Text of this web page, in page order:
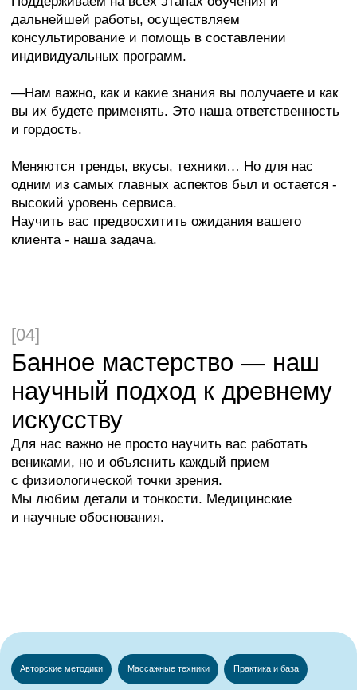
Стать частью сообщества Evolutif
и заниматься йогой.
к нам просто так, выпить кофе и поболтать о жизни,
работе. Еще мы любим путешествовать. Французы
пишут, как соскучились по нашим группам
из России, и мы надеемся в скором времени
возобновить наши поездки. Приходите. И давайте
вместе придумывать темы встреч и совместного
досуга.
Evolutif Space
Больше, чем обучение — пространство для дружбы,
общения и вдохновения.